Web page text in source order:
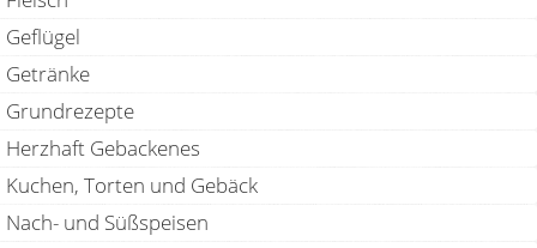
Geflügel
Getränke
Grundrezepte
Herzhaft Gebackenes
Kuchen, Torten und Gebäck
Nach- und Süßspeisen